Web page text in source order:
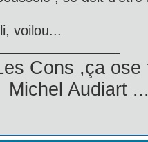
voilou...
Cons ,ça
Michel Audiart